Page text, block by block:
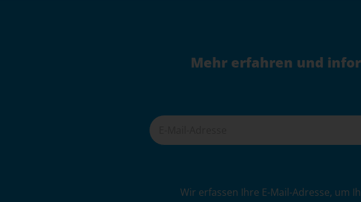
Mehr erfahren und
Wir erfassen Ihre E-Mail-Adresse, um